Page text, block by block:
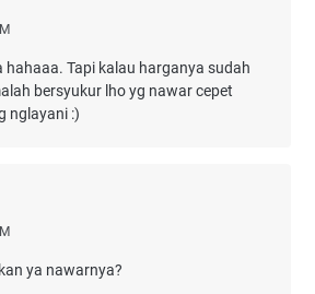
hahaaa. Tapi kalau harganya sudah
bersyukur lho yg nawar cepet
nglayani :)
ya nawarnya?